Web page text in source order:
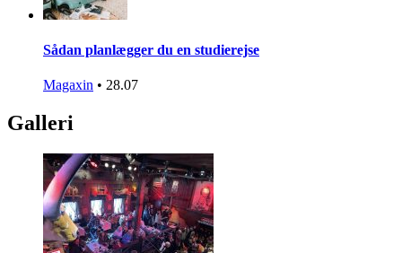
Sådan planlægger du en studierejse
Magaxin • 28.07
Galleri